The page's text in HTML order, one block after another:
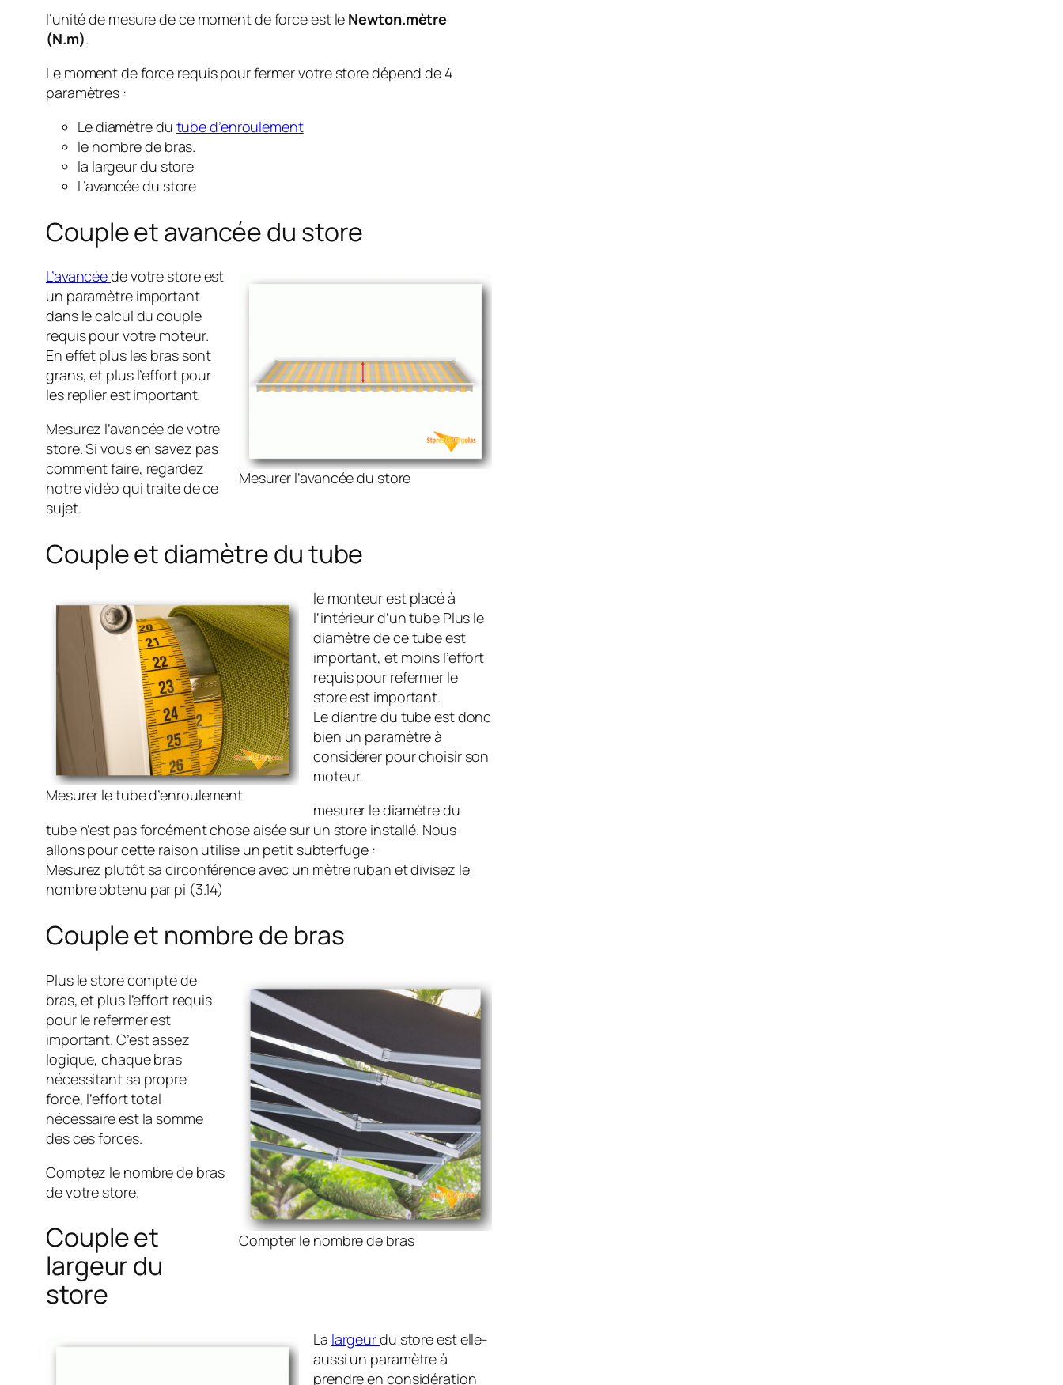
l’unité de mesure de ce moment de force est le Newton.mètre
(N.m).
Le moment de force requis pour fermer votre store dépend de 4
paramètres :
Le diamètre du tube d’enroulement
le nombre de bras.
la largeur du store
L’avancée du store
Couple et avancée du store
Mesurer l’avancée du store
L’avancéede votre store est
un paramètre important
dans le calcul du couple
requis pour votre moteur.
En effet plus les bras sont
grans, et plus l’effort pour
les replier est important.
Mesurez l’avancée de votre
store. Si vous en savez pas
comment faire, regardez
notre vidéo qui traite de ce
sujet.
Couple et diamètre du tube
Mesurer le tube d’enroulement
le monteur est placé à
l’intérieur d’un tube Plus le
diamètre de ce tube est
important, et moins l’effort
requis pour refermer le
store est important.
Le diantre du tube est donc
bien un paramètre à
considérer pour choisir son
moteur.
mesurer le diamètre du
tube n’est pas forcément chose aisée sur un store installé. Nous
allons pour cette raison utilise un petit subterfuge :
Mesurez plutôt sa circonférence avec un mètre ruban et divisez le
nombre obtenu par pi (3.14)
Couple et nombre de bras
Compter le nombre de bras
Plus le store compte de
bras, et plus l’effort requis
pour le refermer est
important. C’est assez
logique, chaque bras
nécessitant sa propre
force, l’effort total
nécessaire est la somme
des ces forces.
Comptez le nombre de bras
de votre store.
Couple et
largeur du
store
La largeurdu store est elle-
aussi un paramètre à
prendre en considération